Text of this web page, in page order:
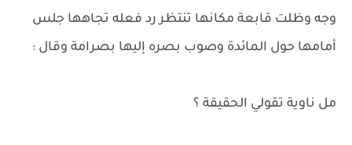
وجه وظلت قابعة مكانها تنتظر رد فعله تجاهها جلس
أمامها حول المائدة وصوب بصره إليها بصرامة وقال :
مل ناوية تقولي الحقيقة ؟